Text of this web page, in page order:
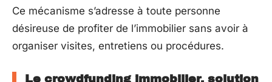
Ce mécanisme s’adresse à toute personne
désireuse de profiter de l’immobilier sans avoir à
organiser visites, entretiens ou procédures.
Le crowdfunding immobilier, solution